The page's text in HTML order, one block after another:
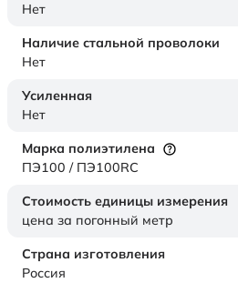
Нет
Наличие стальной проволоки
Нет
Усиленная
Нет
Марка полиэтилена
ПЭ100 / ПЭ100RC
Стоимость единицы измерения
цена за погонный метр
Страна изготовления
Россия